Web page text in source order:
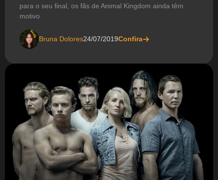
para o seu final, os fãs de Animal Kingdom ainda têm
motivo
Bruna Dolores24/07/2019Confira